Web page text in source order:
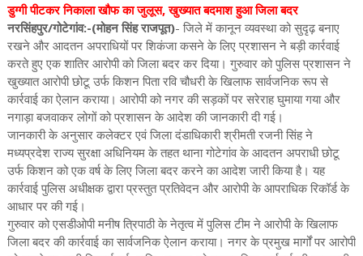
डुग्गी पीटकर निकाला खौफ का जुलूस, खुख्यात बदमाश हुआ जिला बदर
नरसिंहपुर/गोटेगांव:-(मोहन सिंह राजपूत)- जिले में कानून व्यवस्था को सुदृढ़ बनाए
रखने और आदतन अपराधियों पर शिकंजा कसने के लिए प्रशासन ने बड़ी कार्रवाई
करते हुए एक शातिर आरोपी को जिला बदर कर दिया। गुरुवार को पुलिस प्रशासन ने
खुख्यात आरोपी छोटू उर्फ किशन पिता रवि चौधरी के खिलाफ सार्वजनिक रूप से
कार्रवाई का ऐलान कराया। आरोपी को नगर की सड़कों पर सरेराह घुमाया गया और
नगाड़ा बजवाकर लोगों को प्रशासन के आदेश की जानकारी दी गई।
जानकारी के अनुसार कलेक्टर एवं जिला दंडाधिकारी श्रीमती रजनी सिंह ने
मध्यप्रदेश राज्य सुरक्षा अधिनियम के तहत थाना गोटेगांव के आदतन अपराधी छोटू
उर्फ किशन को एक वर्ष के लिए जिला बदर करने का आदेश जारी किया है। यह
कार्रवाई पुलिस अधीक्षक द्वारा प्रस्तुत प्रतिवेदन और आरोपी के आपराधिक रिकॉर्ड के
आधार पर की गई।
गुरुवार को एसडीओपी मनीष त्रिपाठी के नेतृत्व में पुलिस टीम ने आरोपी के खिलाफ
जिला बदर की कार्रवाई का सार्वजनिक ऐलान कराया। नगर के प्रमुख मार्गों पर आरोपी